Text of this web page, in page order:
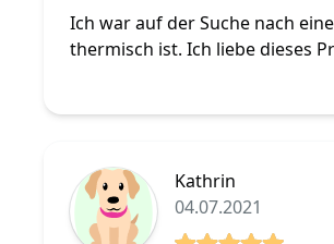
Ich war auf der Suche nach
thermisch ist. Ich liebe dieses
Kathrin
04.07.2021